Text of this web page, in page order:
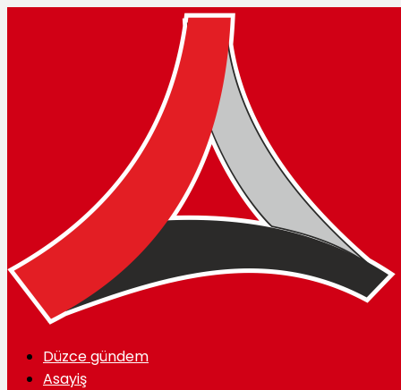
Düzce gündem
Asayiş